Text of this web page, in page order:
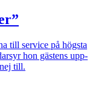
till service på högsta
hon gästens upp­
till.